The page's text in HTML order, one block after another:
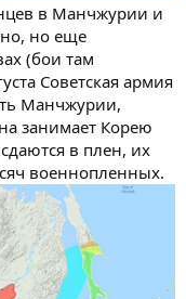
в Манчжурии и
но еще
(бои там
Советская армия
Манчжурии,
занимает Корею
в плен, их
военнопленных.